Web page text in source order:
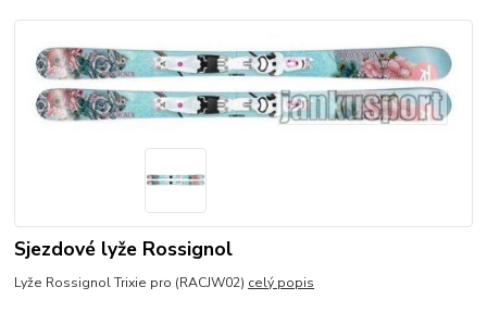
Sjezdové lyže Rossignol
Lyže Rossignol Trixie pro (RACJW02) celý popis